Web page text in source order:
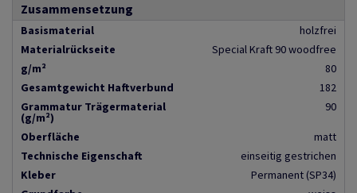
Zusammensetzung
Basismaterial
holzfrei
Materialrückseite
Special Kraft 90 woodfree
g/m²
80
Gesamtgewicht Haftverbund
182
Grammatur Trägermaterial
(g/m²)
90
Oberfläche
matt
Technische Eigenschaft
einseitig gestrichen
Kleber
Permanent (SP34)